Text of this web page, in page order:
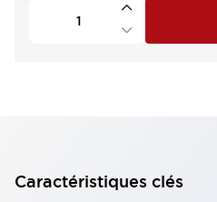
Caractéristiques clés